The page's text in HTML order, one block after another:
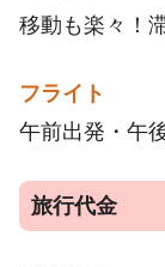
移動も楽々！
フライト
午前出発・午
旅行代金